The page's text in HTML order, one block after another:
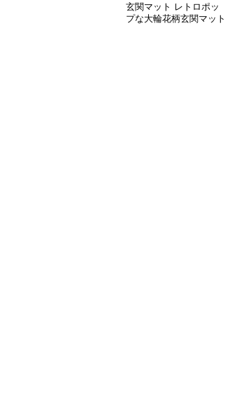
玄関マット レトロポッ
プな大輪花柄玄関マット